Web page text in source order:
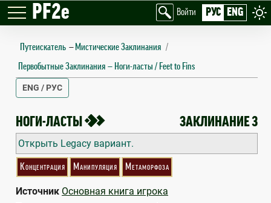
PF2e Войти РУС ENG
Путеискатель — Мистические Заклинания
Первобытные Заклинания
Ноги-ласты / Feet to Fins
ENG / РУС
НОГИ-ЛАСТЫ
FEET TO FINS 2 ЗАКЛИНАНИЕ 3
Открыть Legacy вариант.
Концентрация Манипуляция Метаморфоза
Источник Основная книга игрока